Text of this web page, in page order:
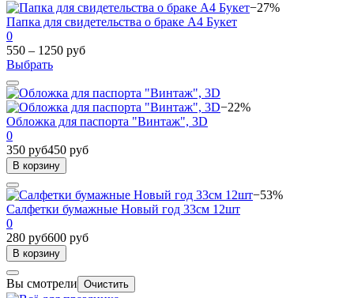
−27%
Папка для свидетельства о браке А4 Букет
0
550 – 1250 руб
Выбрать
−22%
Обложка для паспорта "Винтаж", 3D
0
350 руб450 руб
В корзину
−53%
Салфетки бумажные Новый год 33см 12шт
0
280 руб600 руб
В корзину
Вы смотрели Очистить